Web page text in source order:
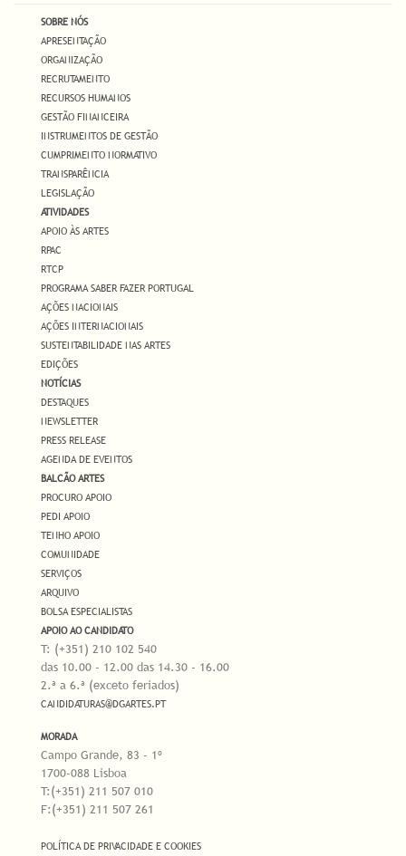
SOBRE NÓS
APRESENTAÇÃO
ORGANIZAÇÃO
RECRUTAMENTO
RECURSOS HUMANOS
GESTÃO FINANCEIRA
INSTRUMENTOS DE GESTÃO
CUMPRIMENTO NORMATIVO
TRANSPARÊNCIA
LEGISLAÇÃO
ATIVIDADES
APOIO ÀS ARTES
RPAC
RTCP
PROGRAMA SABER FAZER PORTUGAL
AÇÕES NACIONAIS
AÇÕES INTERNACIONAIS
SUSTENTABILIDADE NAS ARTES
EDIÇÕES
NOTÍCIAS
DESTAQUES
NEWSLETTER
PRESS RELEASE
AGENDA DE EVENTOS
BALCÃO ARTES
PROCURO APOIO
PEDI APOIO
TENHO APOIO
COMUNIDADE
SERVIÇOS
ARQUIVO
BOLSA ESPECIALISTAS
APOIO AO CANDIDATO
T: (+351) 210 102 540
das 10.00 - 12.00 das 14.30 - 16.00
2.ª a 6.ª (exceto feriados)
CANDIDATURAS@DGARTES.PT
MORADA
Campo Grande, 83 - 1º
1700-088 Lisboa
T:(+351) 211 507 010
F:(+351) 211 507 261
POLÍTICA DE PRIVACIDADE E COOKIES